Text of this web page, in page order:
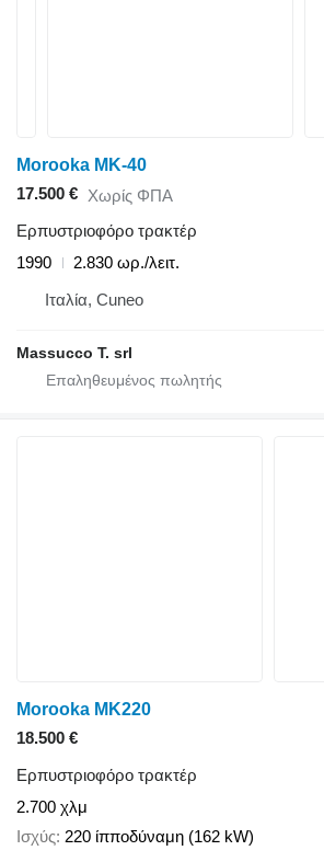
Morooka MK-40
17.500 € Χωρίς ΦΠΑ
Ερπυστριοφόρο τρακτέρ
1990
2.830 ωρ./λειτ.
Ιταλία, Cuneo
Massucco T. srl
Morooka MK220
18.500 €
Ερπυστριοφόρο τρακτέρ
2.700 χλμ
Ισχύς 220 ίπποδύναμη (162 kW)